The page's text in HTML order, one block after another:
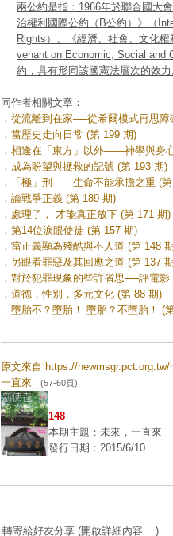
兩公約是指：1966年於聯合國大
治權利國際公約（B公約）》
（
Rights） 、《經濟、社會、文化權
venant on Economic, Social and
約 ，具有形同該國憲法層次的效力
同作者相關文章：
． 從流離到在家──從希爾模式再思障
． 當歷史走向日常 (第 199 期)
． 相逢在「東方」以外——神學與身
． 成為盼望與拯救的記號 (第 193 期)
．
「極」刑——生命不能承擔之重 (
． 論戰爭正義 (第 189 期)
． 處理了， 才能真正放下 (第 171 期)
． 第14位淚眼使徒 (第 157 期)
． 當正義顯為殘酷與不人道 (第 148
． 另眼看罪惡及其回應之道 (第 137
． 對於犯罪現象的些許省思──評電影
． 道德．性別．多元文化 (第 88 期)
． 墮胎不？墮胎！ 墮胎？不墮胎！ (
原文來自 https://
一直來 (57-60頁)
148
本期主題：未來，一直來
發行日期：2015/6/10
轉寄給好友分享 (開啟詳細內容....)